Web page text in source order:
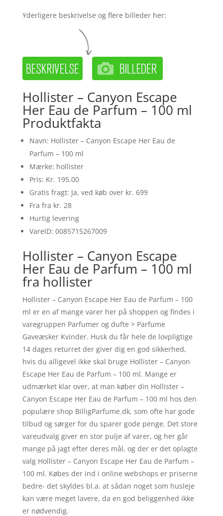
Yderligere beskrivelse og flere billeder her:
Hollister – Canyon Escape
Her Eau de Parfum – 100 ml
Produktfakta
Navn: Hollister – Canyon Escape Her Eau de
Parfum – 100 ml
Mærke: hollister
Pris: Kr. 195.00
Gratis fragt: Ja, ved køb over kr. 699
Fra fra kr. 28
Hurtig levering
VareID: 0085715267009
Hollister – Canyon Escape
Her Eau de Parfum – 100 ml
fra hollister
Hollister – Canyon Escape Her Eau de Parfum – 100
ml er en af mange varer her på shoppen og findes i
varegruppen Parfumer og dufte > Parfume
Gaveæsker Kvinder. Husk du får hele de lovpligtige
14 dages returret der giver dig en god sikkerhed,
hvis du alligevel ikke skal bruge Hollister – Canyon
Escape Her Eau de Parfum – 100 ml. Mange er
udmærket klar over, at man køber din Hollister –
Canyon Escape Her Eau de Parfum – 100 ml hos den
populære shop BilligParfume.dk, som ofte har gode
tilbud og sørger for du sparer gode penge. Det store
vareudvalg giver en stor pulje af varer, og her går
mange på jagt efter deres mål, og der er det oplagte
valg Hollister – Canyon Escape Her Eau de Parfum –
100 ml. Købes der ind i online webshops er priserne
bedre- det skyldes bl.a. at sådan noget som husleje
kan være meget lavere, da en god beliggenhed ikke
er nødvendig.